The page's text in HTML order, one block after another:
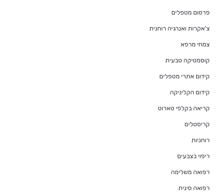
פרסום מטפלים
צ'אקרות ואנרגיה רוחנית
צמחי מרפא
קוסמטיקה טבעית
קידום אתרי מטפלים
קידום הקליניקה
קריאה בקלפי טארוט
קריסטלים
רוחניות
ריפוי בצבעים
רפואה משלימה
רפואה סינית